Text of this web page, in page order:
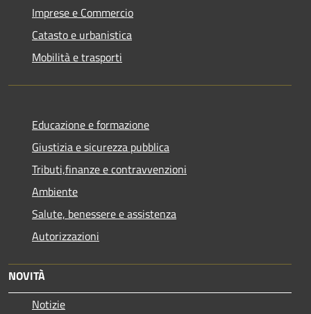
Imprese e Commercio
Catasto e urbanistica
Mobilità e trasporti
Educazione e formazione
Giustizia e sicurezza pubblica
Tributi,finanze e contravvenzioni
Ambiente
Salute, benessere e assistenza
Autorizzazioni
NOVITÀ
Notizie